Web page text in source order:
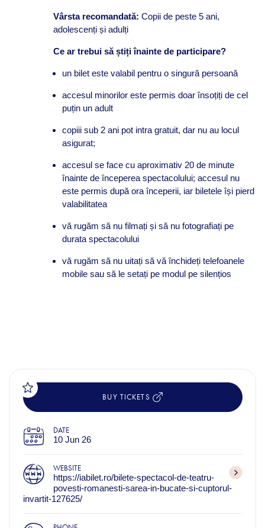
Vârsta recomandată: Copii de peste 5 ani,
adolescenți și adulți
Ce ar trebui să știți înainte de participare?
un bilet este valabil pentru o singură persoană
accesul minorilor este permis doar însoțiți de cel
puțin un adult
copiii sub 2 ani pot intra gratuit, dar nu au locul
asigurat;
accesul se face cu aproximativ 20 de minute
înainte de începerea spectacolului; accesul nu
este permis după ora începerii, iar biletele își pierd
valabilitatea
vă rugăm să nu filmați și să nu fotografiați pe
durata spectacolului
vă rugăm să nu uitați să vă închideți telefoanele
mobile sau să le setați pe modul pe silențios
BUY TICKETS
DATE
10 Jun 26
WEBSITE
https://iabilet.ro/bilete-spectacol-de-teatru-
povesti-romanesti-sarea-in-bucate-si-cuptorul-
invartit-127625/